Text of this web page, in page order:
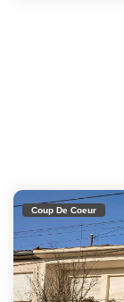
Coup De Coeur